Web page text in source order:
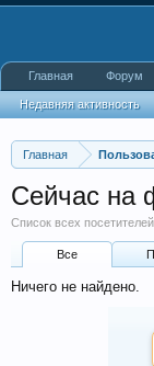
Главная
Сейчас на
Список всех
Все
Ничего не найдено.
Главная Форум
Недавняя активность